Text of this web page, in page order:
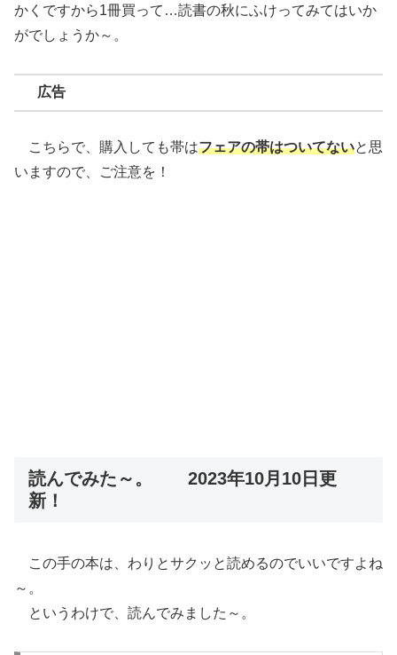
かくですから1冊買って…読書の秋にふけってみてはいか
がでしょうか～。
広告
こちらで、購入しても帯はフェアの帯はついてないと思
いますので、ご注意を！
読んでみた～。 2023年10月10日更
新！
この手の本は、わりとサクッと読めるのでいいですよね
～。
というわけで、読んでみました～。